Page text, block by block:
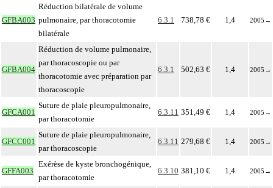
GFBA003
Réduction bilatérale de volume
pulmonaire, par thoracotomie
bilatérale
6.3.1 738,78 € 1,4 2005 →
GFBA004
Réduction de volume pulmonaire,
par thoracoscopie ou par
thoracotomie avec préparation par
thoracoscopie
6.3.1 502,63 € 1,4 2005 →
GFCA001
Suture de plaie pleuropulmonaire,
par thoracotomie
6.3.11 351,49 € 1,4 2005 →
GFCC001
Suture de plaie pleuropulmonaire,
par thoracoscopie
6.3.11 279,68 € 1,4 2005 →
GFFA003
Exérèse de kyste bronchogénique,
par thoracotomie
6.3.10 381,10 € 1,4 2005 →